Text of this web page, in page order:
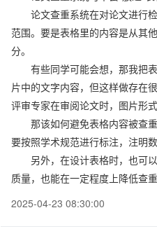
论文查重系统在对论文进行
范围。要是表格里的内容是从其
分。
有些同学可能会想，那我把
片中的文字内容，但这样做存在
评审专家在审阅论文时，图片形
那该如何避免表格内容被查
要按照学术规范进行标注，注明
另外，在设计表格时，也可
质量，也能在一定程度上降低查重
2025-04-23 08:30:00